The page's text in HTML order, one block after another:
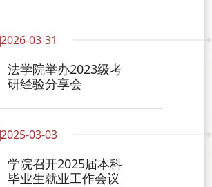
2026-03-31
法学院举办2023级考
研经验分享会
2025-03-03
学院召开2025届本科
毕业生就业工作会议